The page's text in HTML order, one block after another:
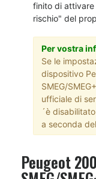
finito di attivare
rischio" del
Per vostra
Se le
dispositivo
SMEG/
ufficiale di
´è
a seconda
Peugeot